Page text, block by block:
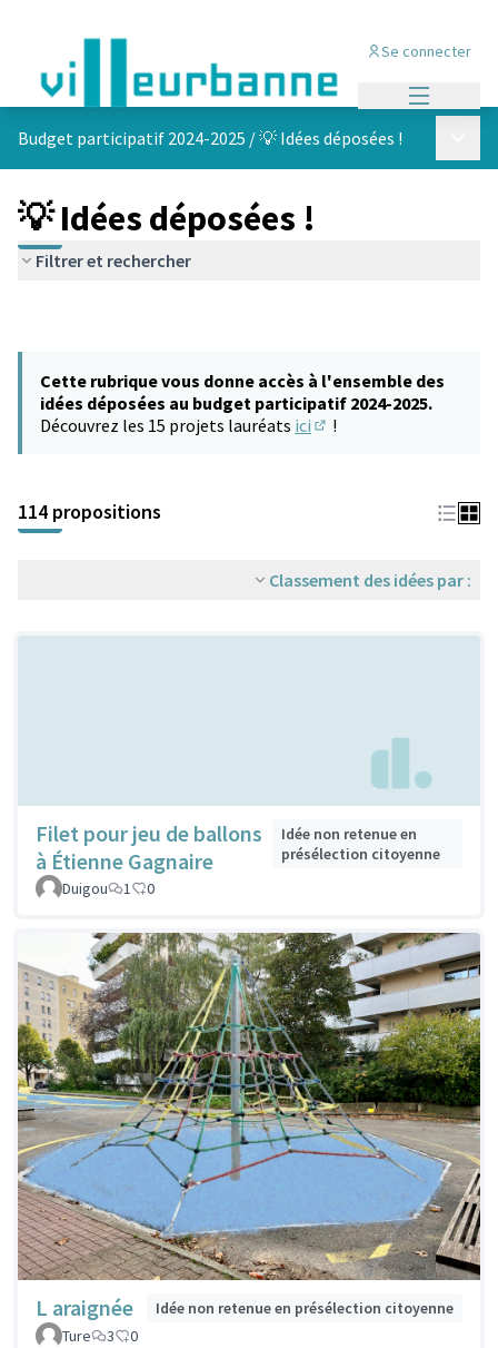
Se connecter
Budget participatif 2024-2025 /💡 Idées déposées !
💡 Idées déposées !
Filtrer et rechercher
Cette rubrique vous donne accès à l'ensemble des
idées déposées au budget participatif 2024-2025.
Découvrez les 15 projets lauréats ici !
114 propositions
Classement des idées par :
Filet pour jeu de ballons
à Étienne Gagnaire
Idée non retenue en
présélection citoyenne
Duigou
1 0
L araignée
Idée non retenue en présélection citoyenne
Ture
3 0